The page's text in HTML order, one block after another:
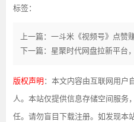
标签：
上一篇：一斗米《视频号》点赞
版权声明 ：本文内容由互联网用户
人。本站仅提供信息存储空间服务
任。请勿盲目下载注册。如发现本